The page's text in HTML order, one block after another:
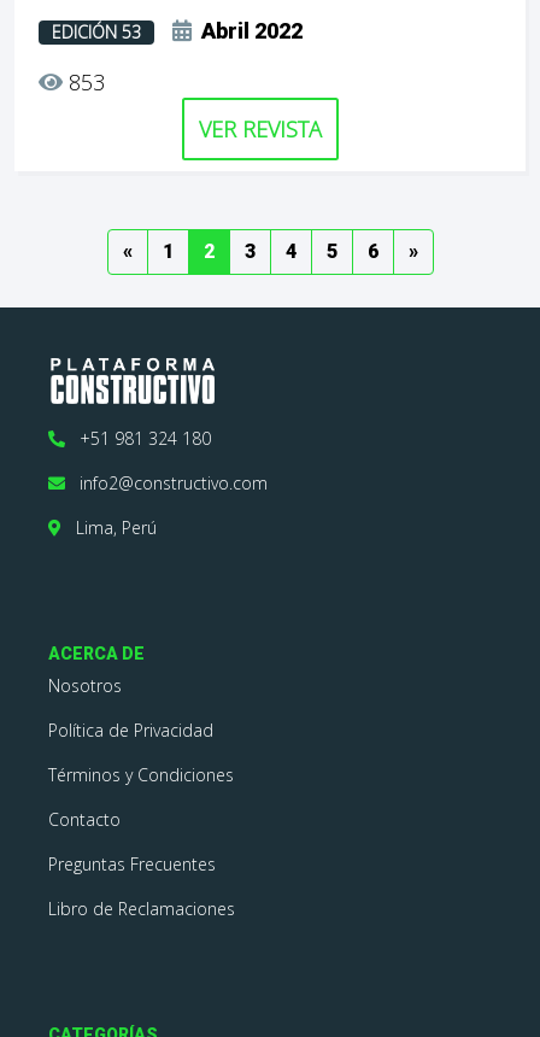
EDICIÓN 53 Abril 2022
853
VER REVISTA
«Previous
1 (current)
2(current)
3(current)
4(current)
5(current)
6(current)
»Next
+51 981 324 180
info2@constructivo.com
Lima, Perú
ACERCA DE
Nosotros
Política de Privacidad
Términos y Condiciones
Contacto
Preguntas Frecuentes
Libro de Reclamaciones